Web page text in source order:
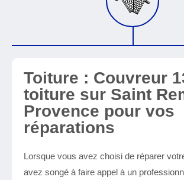
Toiture : Couvreur
toiture sur Saint
Provence pour vos
réparations
Lorsque vous avez choisi de réparer
avez songé à faire appel à un